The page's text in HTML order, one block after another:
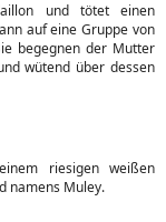
und tötet einen
auf eine Gruppe von
begegnen der Mutter
wütend über dessen
riesigen weißen
namens Muley.